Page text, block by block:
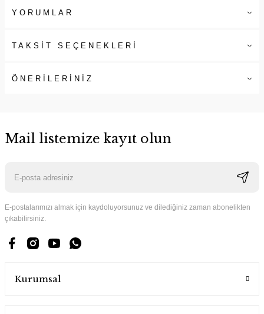
YORUMLAR
TAKSİT SEÇENEKLERİ
ÖNERİLERİNİZ
Mail listemize kayıt olun
E-postalarımızı almak için kaydoluyorsunuz ve dilediğiniz zaman abonelikten
çıkabilirsiniz.
Kurumsal